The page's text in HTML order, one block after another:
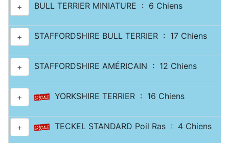
+ BULL TERRIER MINIATURE : 6 Chiens
+ STAFFORDSHIRE BULL TERRIER : 17 Chiens
+ STAFFORDSHIRE AMÉRICAIN : 12 Chiens
+ YORKSHIRE TERRIER : 16 Chiens
+ TECKEL STANDARD Poil Ras : 4 Chiens